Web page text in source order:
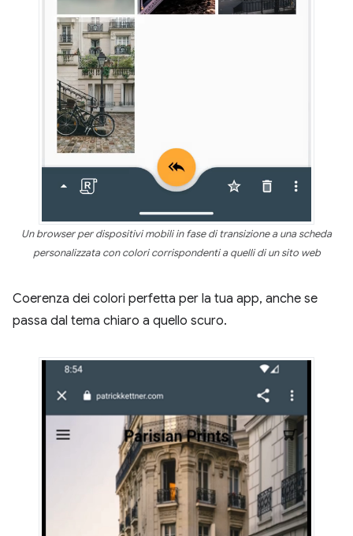
Un browser per dispositivi mobili in fase di transizione a una scheda
personalizzata con colori corrispondenti a quelli di un sito web
Coerenza dei colori perfetta per la tua app, anche se
passa dal tema chiaro a quello scuro.